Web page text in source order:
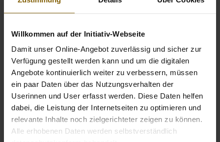
Willkommen auf der Initiativ-Webseite
Damit unser Online-Angebot zuverlässig und sicher zur
Verfügung gestellt werden kann und um die digitalen
Angebote kontinuierlich weiter zu verbessern, müssen
ein paar Daten über das Nutzungsverhalten der
Userinnen und User erfasst werden. Diese Daten helfen
dabei, die Leistung der Internetseiten zu optimieren und
relevante Inhalte noch zielgerichteter zeigen zu können.
Alle erhobenen Daten werden selbstverständlich
Facebook
TwitterInstagramYoutubeLinkedIn
© 2026 by Nationale Anti Doping Agentur
Imprint Privacy Policy Accessibility